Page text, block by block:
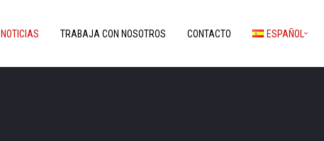
NOTICIAS TRABAJA CON NOSOTROS CONTACTO ESPAÑOL